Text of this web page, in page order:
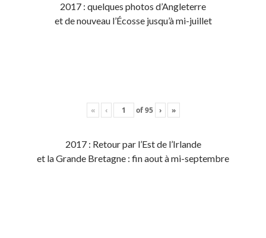
2017 : quelques photos d’Angleterre
et de nouveau l’Écosse jusqu’à mi-juillet
« ‹ of95 › »
2017 : Retour par l’Est de l’Irlande
et la Grande Bretagne : fin aout à mi-septembre